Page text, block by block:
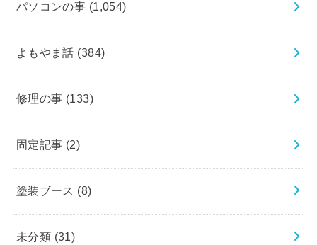
パソコンの事 (1,054)
よもやま話 (384)
修理の事 (133)
固定記事 (2)
塗装ブース (8)
未分類 (31)